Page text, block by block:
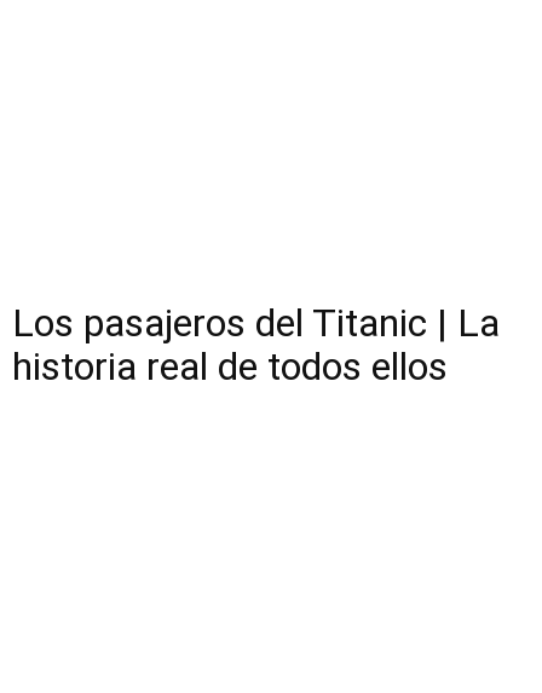
Los pasajeros del Titanic | La
historia real de todos ellos